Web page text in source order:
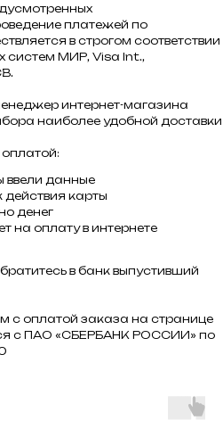
платежей по
в строгом соответствии
систем МИР, Visa Int.,
интернет-магазина
наиболее удобной доставки
ввели данные
карты
денег
на оплату в интернете
в банк выпустивший
с оплатой заказа на странице
с ПАО «СБЕРБАНК РОССИИ» по